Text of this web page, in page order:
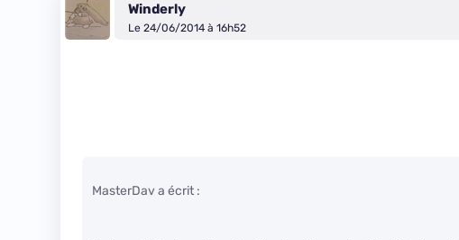
Winderly
Le 24/06/2014 à 16h52
MasterDav a écrit :